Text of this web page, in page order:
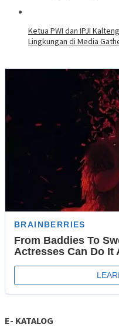
Ketua PWI dan IPJI
Lingkungan di Media
E- KATALOG